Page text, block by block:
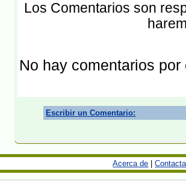
Los Comentarios son
No hay comentarios por
Escribir un Comentario:
Acerca de |